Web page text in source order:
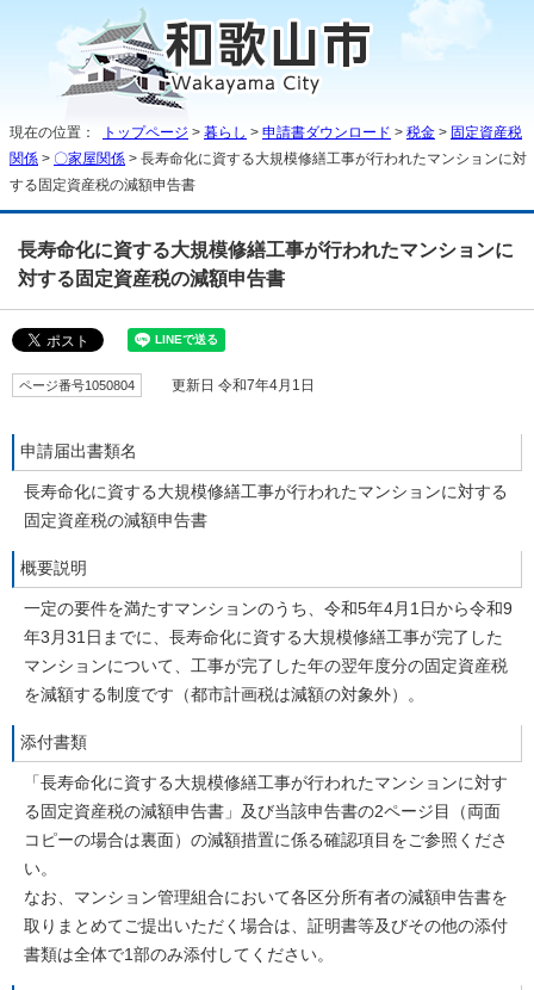
現在の位置： トップページ > 暮らし > 申請書ダウンロード > 税金 > 固定資産税
関係 > 〇家屋関係 > 長寿命化に資する大規模修繕工事が行われたマンションに対
する固定資産税の減額申告書
長寿命化に資する大規模修繕工事が行われたマンションに
対する固定資産税の減額申告書
ページ番号1050804 更新日 令和7年4月1日
申請届出書類名
長寿命化に資する大規模修繕工事が行われたマンションに対する
固定資産税の減額申告書
概要説明
一定の要件を満たすマンションのうち、令和5年4月1日から令和9
年3月31日までに、長寿命化に資する大規模修繕工事が完了した
マンションについて、工事が完了した年の翌年度分の固定資産税
を減額する制度です（都市計画税は減額の対象外）。
添付書類
「長寿命化に資する大規模修繕工事が行われたマンションに対す
る固定資産税の減額申告書」及び当該申告書の2ページ目（両面
コピーの場合は裏面）の減額措置に係る確認項目をご参照くださ
い。
なお、マンション管理組合において各区分所有者の減額申告書を
取りまとめてご提出いただく場合は、証明書等及びその他の添付
書類は全体で1部のみ添付してください。